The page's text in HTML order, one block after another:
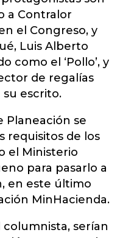
a Contralor
el Congreso, y
Luis Alberto
como el ‘Pollo’, y
de regalías
su escrito.
Planeación se
requisitos de los
el Ministerio
para pasarlo a
en este último
MinHacienda.
serían